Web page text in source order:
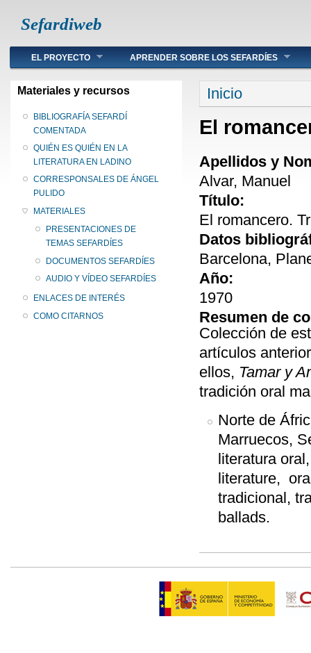
Sefardiweb
Main menu
EL PROYECTO APRENDER SOBRE LOS SEFARDÍES
Materiales y recursos
BIBLIOGRAFÍA SEFARDÍ
COMENTADA
QUIÉN ES QUIÉN EN LA
LITERATURA EN LADINO
CORRESPONSALES DE ÁNGEL
PULIDO
MATERIALES
PRESENTACIONES DE
TEMAS SEFARDÍES
DOCUMENTOS SEFARDÍES
AUDIO Y VÍDEO SEFARDÍES
ENLACES DE INTERÉS
COMO CITARNOS
Se encuentra
Inicio
El
Apellidos y
Alvar, Manuel
Título:
El romancero.
Datos
Barcelona,
Año:
1970
Resumen de
Colección de
artículos
ellos, Tamar y
tradición oral
Norte de
Marruecos,
literatura
literature,
tradicional,
ballads.